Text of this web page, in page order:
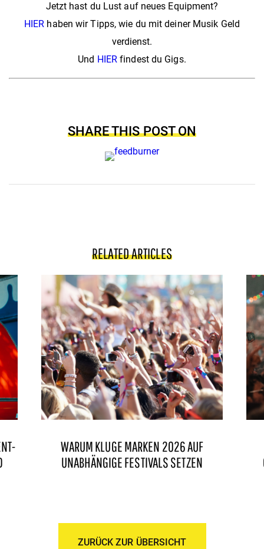
Jetzt hast du Lust auf neues Equipment?
HIER haben wir Tipps, wie du mit deiner Musik Geld
verdienst.
Und HIER findest du Gigs.
SHARE THIS POST ON
RELATED ARTICLES
WARUM KLUGE MARKEN 2026 AUF
UNABHÄNGIGE FESTIVALS SETZEN
ZURÜCK ZUR ÜBERSICHT